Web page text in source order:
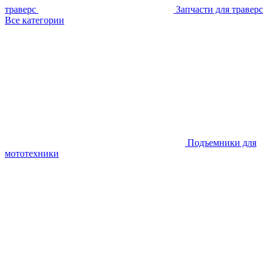
траверс
Запчасти для траверс
Все категории
Подъемники для
мототехники